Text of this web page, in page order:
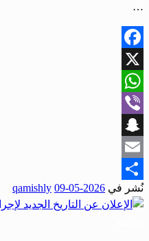
…
Facebook
X
WhatsApp
Viber
Snapchat
Email
Share
نُشر في 2026-05-09
qamishly